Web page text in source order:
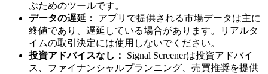
ぶためのツールです。
データの遅延：
アプリで提供される市場データは主に
終値であり、遅延している場合があります。リアルタ
イムの取引決定には使用しないでください。
投資アドバイスなし：
Signal Screenerは投資アドバイ
ス、ファイナンシャルプランニング、売買推奨を提供